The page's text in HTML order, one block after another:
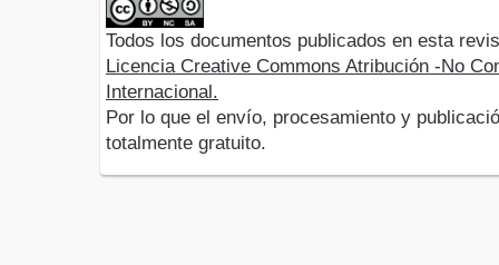
Todos los documentos publicados en esta
Licencia Creative Commons Atribución -No
Internacional.
Por lo que el envío, procesamiento y
totalmente gratuito.